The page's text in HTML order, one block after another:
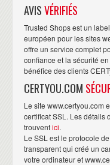
AVISVÉRIFIÉS
Trusted Shops est un
européen pour les sites
offre un service complet
confiance et la sécurité
bénéfice des clients
CERTYOU.COM
Le site www.certyou.com
certificat SSL. Les détails
trouventici.
Le SSL est le protocole
transparent qui créé un
votre ordinateur et